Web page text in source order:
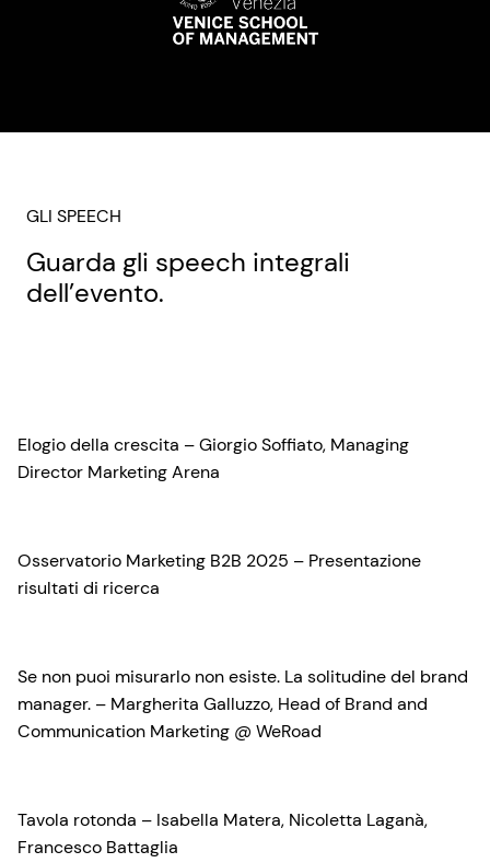
GLI SPEECH
Guarda gli speech integrali
dell’evento.
Elogio della crescita – Giorgio Soffiato, Managing
Director Marketing Arena
Osservatorio Marketing B2B 2025 – Presentazione
risultati di ricerca
Se non puoi misurarlo non esiste. La solitudine del brand
manager. – Margherita Galluzzo, Head of Brand and
Communication Marketing @ WeRoad
Tavola rotonda – Isabella Matera, Nicoletta Laganà,
Francesco Battaglia